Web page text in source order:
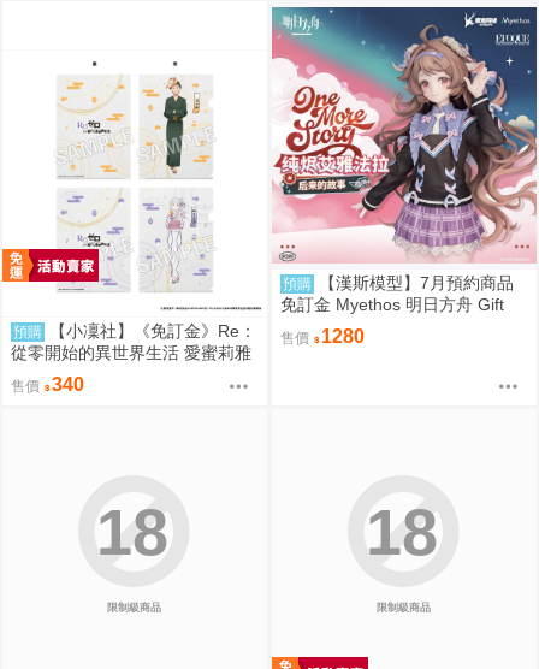
預購
【小凜社】《免訂金》Re：
從零開始的異世界生活 愛蜜莉雅
拉姆 雷姆 お祭り ver. 和服 文件
夾資料夾套組
售價 340
預購
【漢斯模型】7月預約商品
免訂金 Myethos 明日方舟 Gift
+系列 純燼艾雅法拉 後來的故事
VER.1/8
售價 1280
限制級商品
18
限制級商品
18